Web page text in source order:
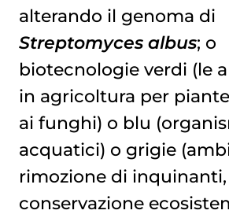
alterando il genoma di
Streptomyces albus; o
biotecnologie verdi (le
in agricoltura per
ai funghi) o blu
acquatici) o grigie
rimozione di inquinanti,
conservazione